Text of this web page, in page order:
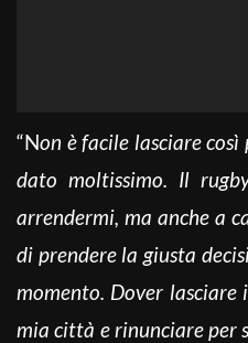
“Non è facile lasciare
dato moltissimo. Il
arrendermi, ma anche a
di prendere la giusta
momento. Dover
mia città e rinunciare per